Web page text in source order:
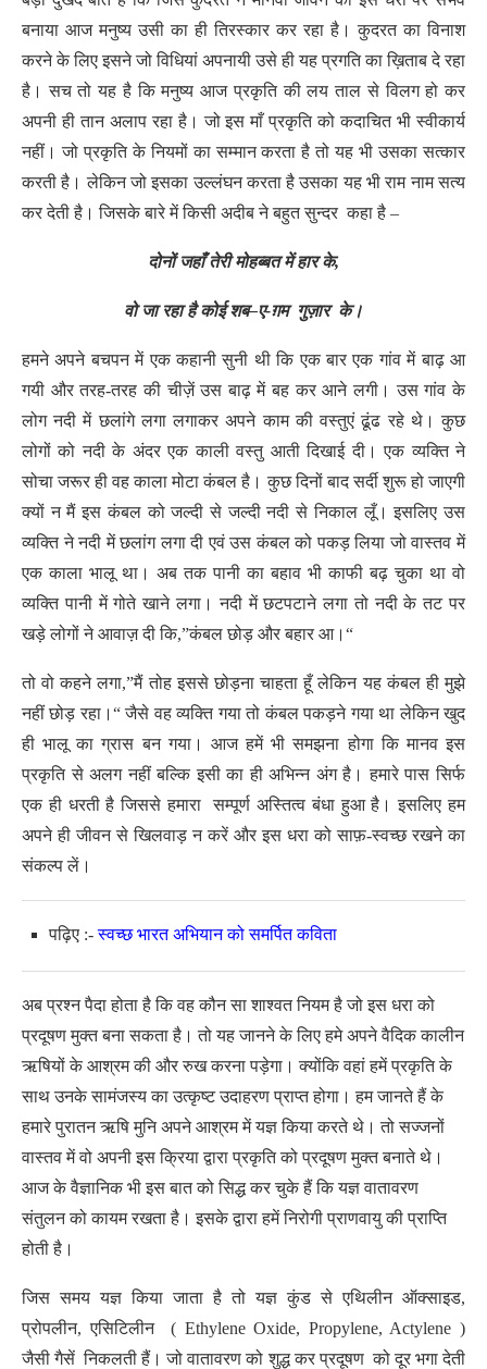
बनाया आज मनुष्य उसी का ही तिरस्कार कर रहा है। कुदरत का विनाश
करने के लिए इसने जो विधियां अपनायी उसे ही यह प्रगति का ख़िताब दे रहा
है। सच तो यह है कि मनुष्य आज प्रकृति की लय ताल से विलग हो कर
अपनी ही तान अलाप रहा है। जो इस माँ प्रकृति को कदाचित भी स्वीकार्य
नहीं। जो प्रकृति के नियमों का सम्मान करता है तो यह भी उसका सत्कार
करती है। लेकिन जो इसका उल्लंघन करता है उसका यह भी राम नाम सत्य
कर देती है। जिसके बारे में किसी अदीब ने बहुत सुन्दर कहा है –
दोनोंजहाँतेरीमोहब्बतमेंहारके,
वो जा रहा है कोई शब–ए-ग़म गुज़ार के।
हमने अपने बचपन में एक कहानी सुनी थी कि एक बार एक गांव में बाढ़ आ
गयी और तरह-तरह की चीज़ें उस बाढ़ में बह कर आने लगी। उस गांव के
लोग नदी में छलांगे लगा लगाकर अपने काम की वस्तुएं ढूंढ रहे थे। कुछ
लोगों को नदी के अंदर एक काली वस्तु आती दिखाई दी। एक व्यक्ति ने
सोचा जरूर ही वह काला मोटा कंबल है। कुछ दिनों बाद सर्दी शुरू हो जाएगी
क्यों न मैं इस कंबल को जल्दी से जल्दी नदी से निकाल लूँ। इसलिए उस
व्यक्ति ने नदी में छलांग लगा दी एवं उस कंबल को पकड़ लिया जो वास्तव में
एक काला भालू था। अब तक पानी का बहाव भी काफी बढ़ चुका था वो
व्यक्ति पानी में गोते खाने लगा। नदी में छटपटाने लगा तो नदी के तट पर
खड़े लोगों ने आवाज़ दी कि,”कंबल छोड़ और बहार आ।“
तो वो कहने लगा,”मैं तोह इससे छोड़ना चाहता हूँ लेकिन यह कंबल ही मुझे
नहीं छोड़ रहा।“ जैसे वह व्यक्ति गया तो कंबल पकड़ने गया था लेकिन खुद
ही भालू का ग्रास बन गया। आज हमें भी समझना होगा कि मानव इस
प्रकृति से अलग नहीं बल्कि इसी का ही अभिन्न अंग है। हमारे पास सिर्फ
एक ही धरती है जिससे हमारा सम्पूर्ण अस्तित्व बंधा हुआ है। इसलिए हम
अपने ही जीवन से खिलवाड़ न करें और इस धरा को साफ़-स्वच्छ रखने का
संकल्प लें।
पढ़िए :-स्वच्छ भारत अभियान को समर्पित कविता
अब प्रश्न पैदा होता है कि वह कौन सा शाश्वत नियम है जो इस धरा को
प्रदूषण मुक्त बना सकता है। तो यह जानने के लिए हमे अपने वैदिक कालीन
ऋषियों के आश्रम की और रुख करना पड़ेगा। क्योंकि वहां हमें प्रकृति के
साथ उनके सामंजस्य का उत्कृष्ट उदाहरण प्राप्त होगा। हम जानते हैं के
हमारे पुरातन ऋषि मुनि अपने आश्रम में यज्ञ किया करते थे। तो सज्जनों
वास्तव में वो अपनी इस क्रिया द्वारा प्रकृति को प्रदूषण मुक्त बनाते थे।
आज के वैज्ञानिक भी इस बात को सिद्ध कर चुके हैं कि यज्ञ वातावरण
संतुलन को कायम रखता है। इसके द्वारा हमें निरोगी प्राणवायु की प्राप्ति
होती है।
जिस समय यज्ञ किया जाता है तो यज्ञ कुंड से एथिलीन ऑक्साइड,
प्रोपलीन, एसिटिलीन ( Ethylene Oxide, Propylene, Actylene )
जैसी गैसें निकलती हैं। जो वातावरण को शुद्ध कर प्रदूषण को दूर भगा देती